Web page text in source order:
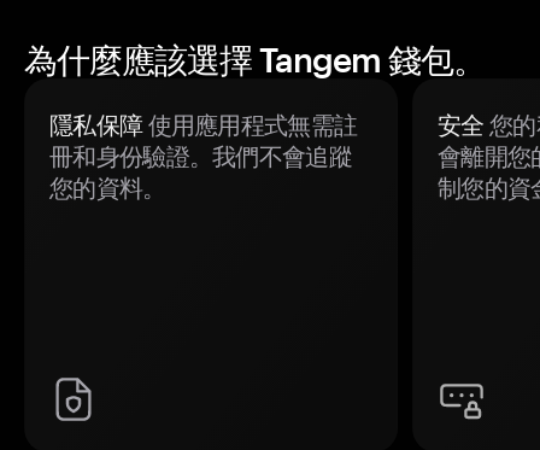
為什麼應該選擇 Tangem 錢包。
隱私保障使用應用程式無需註
冊和身份驗證。我們不會追蹤
您的資料。
安全 您
會離開您
制您的資